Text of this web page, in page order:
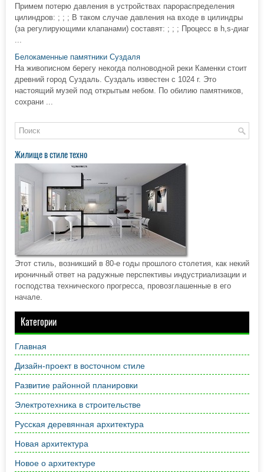
Примем потерю давления в устройствах парораспределения
цилиндров: ; ; ; В таком случае давления на входе в цилиндры
(за регулирующими клапанами) составят: ; ; ; Процесс в h,s-диаг
...
Белокаменные памятники Суздаля
На живописном берегу некогда полноводной реки Каменки стоит
древний город Суздаль. Суздаль известен с 1024 г. Это
настоящий музей под открытым небом. По обилию памятников,
сохрани ...
Жилище в стиле техно
Этот стиль, возникший в 80-е годы прошлого столетия, как некий
ироничный ответ на радужные перспективы индустриализации и
господства технического прогресса, провозглашенные в его
начале.
Категории
Главная
Дизайн-проект в восточном стиле
Развитие районной планировки
Электротехника в строительстве
Русская деревянная архитектура
Новая архитектура
Новое о архитектуре